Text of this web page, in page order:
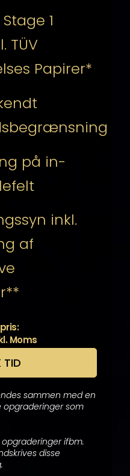
1
TÜV
Papirer*
på in-
inkl.
af
Moms
TID
sammen med en
som
ifbm.
disse